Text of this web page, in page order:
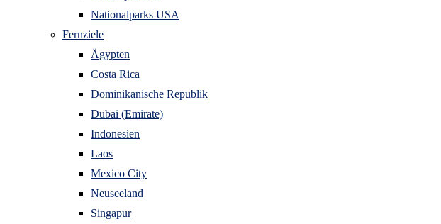
Nationalparks USA
Fernziele
Ägypten
Costa Rica
Dominikanische Republik
Dubai (Emirate)
Indonesien
Laos
Mexico City
Neuseeland
Singapur